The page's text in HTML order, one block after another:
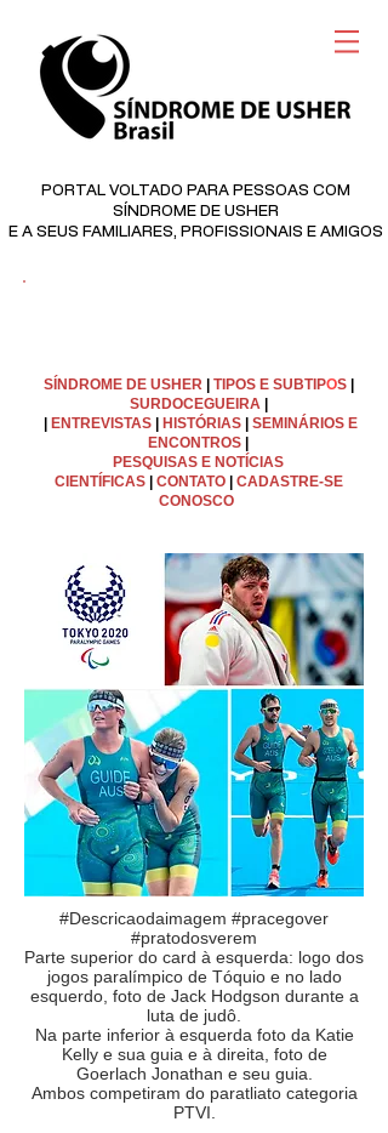
PORTAL VOLTADO PARA PESSOAS COM
SÍNDROME DE USHER
E A SEUS FAMILIARES, PROFISSIONAIS E AMIGOS
©
SÍNDROME DE USHER TIPOS E SUBTIPOS
SURDOCEGUEIRA
ENTREVISTAS HISTÓRIAS| SEMINÁRIOS E
ENCONTROS
PESQUISAS E NOTÍCIAS
CIENTÍFICAS
CONTATO
CADASTRE-SE
CONOSCO
#Descricaodaimagem #pracegover
#pratodosverem
Parte superior do card à esquerda: logo dos
jogos paralímpico de Tóquio e no lado
esquerdo, foto de Jack Hodgson durante a
luta de judô.
Na parte inferior à esquerda foto da Katie
Kelly e sua guia e à direita, foto de
Goerlach Jonathan e seu guia.
Ambos competiram do paratliato categoria
PTVI.